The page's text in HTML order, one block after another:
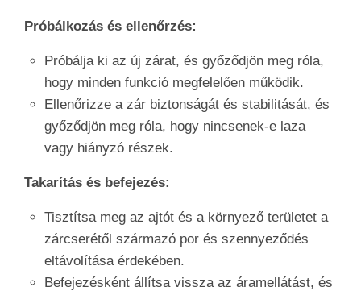
Próbálkozás és ellenőrzés:
Próbálja ki az új zárat, és győződjön meg róla,
hogy minden funkció megfelelően működik.
Ellenőrizze a zár biztonságát és stabilitását, és
győződjön meg róla, hogy nincsenek-e laza
vagy hiányzó részek.
Takarítás és befejezés:
Tisztítsa meg az ajtót és a környező területet a
zárcserétől származó por és szennyeződés
eltávolítása érdekében.
Befejezésként állítsa vissza az áramellátást, és